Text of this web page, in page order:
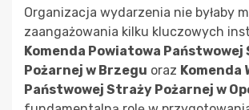
Organizacja wydarzenia nie byłaby
zaangażowania kilku kluczowych
Komenda Powiatowa
Pożarnej w Brzegu oraz Komenda
Państwowej Straży Pożarnej w